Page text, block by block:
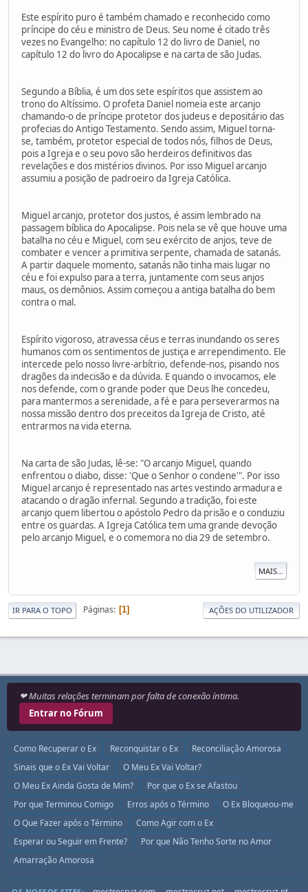
Este espírito puro é também chamado e reconhecido como
príncipe do céu e ministro de Deus. Seu nome é citado três
vezes no Evangelho: no capítulo 12 do livro de Daniel, no
capítulo 12 do livro do Apocalipse e na carta de são Judas.
Segundo a Bíblia, é um dos sete espíritos que assistem ao
trono do Altíssimo. O profeta Daniel nomeia este arcanjo
chamando-o de príncipe protetor dos judeus e depositário das
profecias do Antigo Testamento. Sendo assim, Miguel torna-
se, também, protetor especial de todos nós, filhos de Deus,
pois a Igreja e o seu povo são herdeiros definitivos das
revelações e dos mistérios divinos. Por isso Miguel arcanjo
assumiu a posição de padroeiro da Igreja Católica.
Miguel arcanjo, protetor dos justos, é assim lembrado na
passagem bíblica do Apocalipse. Pois nela se vê que houve uma
batalha no céu e Miguel, com seu exército de anjos, teve de
combater e vencer a primitiva serpente, chamada de satanás.
A partir daquele momento, satanás não tinha mais lugar no
céu e foi expulso para a terra, juntamente com seus anjos
maus, os demônios. Assim começou a antiga batalha do bem
contra o mal.
Espírito vigoroso, atravessa céus e terras inundando os seres
humanos com os sentimentos de justiça e arrependimento. Ele
intercede pelo nosso livre-arbítrio, defende-nos, pisando nos
dragões da indecisão e da dúvida. E quando o invocamos, ele
nos defende, com o grande poder que Deus lhe concedeu,
para mantermos a serenidade, a fé e para perseverarmos na
nossa missão dentro dos preceitos da Igreja de Cristo, até
entrarmos na vida eterna.
Na carta de são Judas, lê-se: "O arcanjo Miguel, quando
enfrentou o diabo, disse: 'Que o Senhor o condene'". Por isso
Miguel arcanjo é representado nas artes vestindo armadura e
atacando o dragão infernal. Segundo a tradição, foi este
arcanjo quem libertou o apóstolo Pedro da prisão e o conduziu
entre os guardas. A Igreja Católica tem uma grande devoção
pelo arcanjo Miguel, e o comemora no dia 29 de setembro.
MAIS...
IR PARA O TOPO Páginas 1 AÇÕES DO UTILIZADOR
❤ Muitas relações terminam por falta de conexão íntima.
Entrar no Fórum
Como Recuperar o Ex Reconquistar o Ex
Reconciliação Amorosa
Sinais que o Ex Vai Voltar
O Meu Ex Vai Voltar?
O Meu Ex Ainda Gosta de Mim?
Por que o Ex se Afastou
Por que Terminou Comigo
Erros após o Término
O Ex Bloqueou-me
O Que Fazer após o Término
Como Agir com o Ex
Esperar ou Seguir em Frente?
Por que Não Tenho Sorte no Amor
Amarração Amorosa